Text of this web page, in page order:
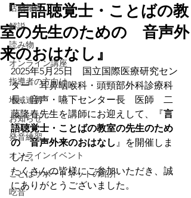
活動報告
解説
読み物
オンライン講座
指導者の方向け
地域連携
お知らせ
発音練習
オンラインイベント
ことばサポートネットの紹介
吃音
『言語聴覚士・ことばの教
室の先生のための 音声外
来のおはなし』
2025年5月25日　国立国際医療研究セン
ター　耳鼻咽喉科・頭頸部外科診療科
長、音声・嚥下センター長　医師　二
藤隆春先生を講師にお迎えして、『言
語聴覚士・ことばの教室の先生のため
の　音声外来のおはなし 』を開催しま
した。
たくさんの皆様にご参加いただき、誠
にありがとうございました。